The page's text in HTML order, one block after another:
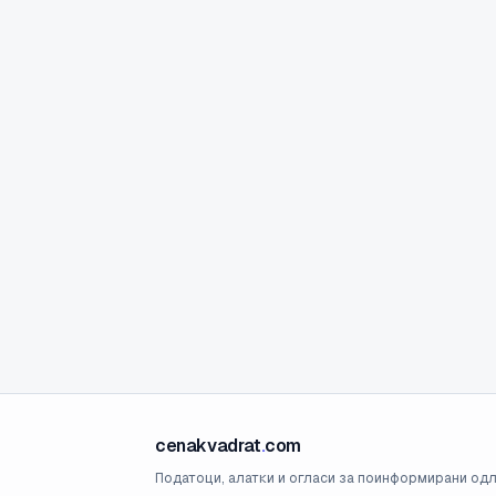
cenakvadrat.com
Податоци, алатки и огласи за поинформирани